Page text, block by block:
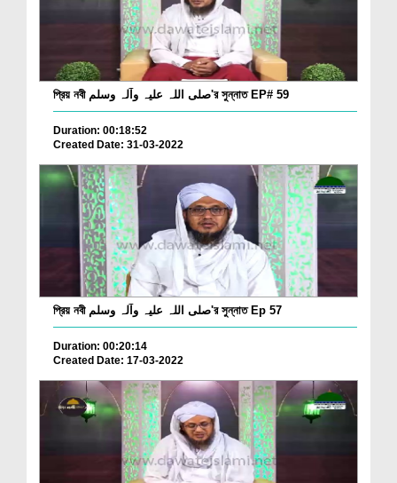
প্রিয় নবী صلی اللہ علیہ وآلہ وسلم'র সুন্নাত EP# 59
Duration: 00:18:52
Created Date: 31-03-2022
প্রিয় নবী صلی اللہ علیہ وآلہ وسلم'র সুন্নাত Ep 57
Duration: 00:20:14
Created Date: 17-03-2022